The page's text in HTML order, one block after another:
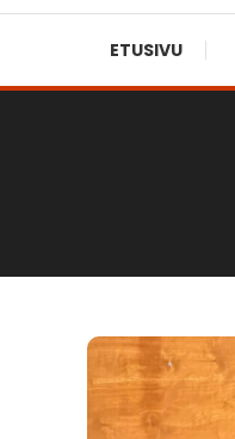
ETUSIVU